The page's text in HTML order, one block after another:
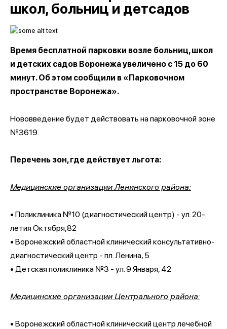
школ, больниц и детсадов
Время бесплатной парковки возле больниц, школ
и детских садов Воронежа увеличено с 15 до 60
минут. Об этом сообщили в «Парковочном
пространстве Воронежа».
Нововведение будет действовать на парковочной зоне
№3619.
Перечень зон, где действует льгота:
Медицинские организации Ленинского района:
• Поликлиника №10 (диагностический центр) - ул. 20-
летия Октября,82
• Воронежский областной клинический консультативно-
диагностический центр - пл. Ленина, 5
• Детская поликлиника №3 - ул. 9 Января, 42
Медицинские организации Центрального района:
• Воронежский областной клинический центр лечебной